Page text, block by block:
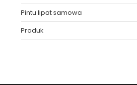
Pintu lipat samowa
Produk